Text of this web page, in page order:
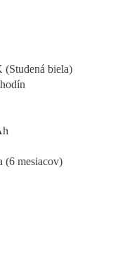
(Studená biela)
(6 mesiacov)